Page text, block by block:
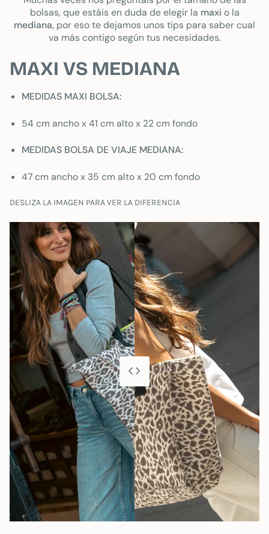
bolsas, que estáis en duda de elegir la maxi o la
mediana, por eso te dejamos unos tips para saber cual
va más contigo según tus necesidades.
MAXI VS MEDIANA
MEDIDAS MAXI BOLSA:
54 cm ancho x 41 cm alto x 22 cm fondo
MEDIDAS BOLSA DE VIAJE MEDIANA:
47 cm ancho x 35 cm alto x 20 cm fondo
DESLIZA LA IMAGEN PARA VER LA DIFERENCIA